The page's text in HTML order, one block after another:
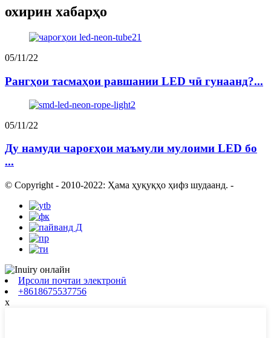
охирин хабарҳо
05/11/22
Рангҳои тасмаҳои равшании LED чӣ гунаанд?...
05/11/22
Ду намуди чароғҳои маъмули мулоими LED бо
...
© Copyright - 2010-2022: Ҳама ҳуқуқҳо ҳифз шудаанд. -
Ирсоли почтаи электронӣ
+8618675537756
x